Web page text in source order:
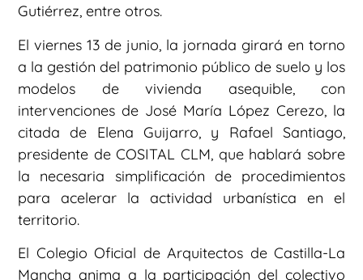
Gutiérrez, entre otros.
El viernes 13 de junio, la jornada girará en torno
a la gestión del patrimonio público de suelo y los
modelos de vivienda asequible, con
intervenciones de José María López Cerezo, la
citada de Elena Guijarro, y Rafael Santiago,
presidente de COSITAL CLM, que hablará sobre
la necesaria simplificación de procedimientos
para acelerar la actividad urbanística en el
territorio.
El Colegio Oficial de Arquitectos de Castilla-La
Mancha anima a la participación del colectivo